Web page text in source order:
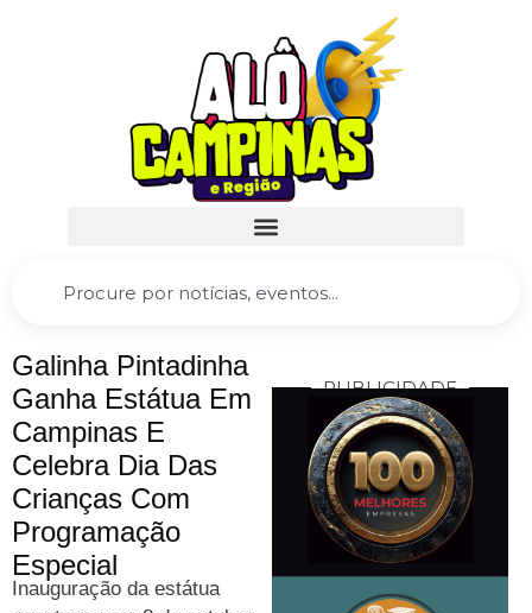
Galinha Pintadinha
Ganha Estátua Em
Campinas E
Celebra Dia Das
Crianças Com
Programação
Especial
Inauguração da estátua
PUBLICIDADE